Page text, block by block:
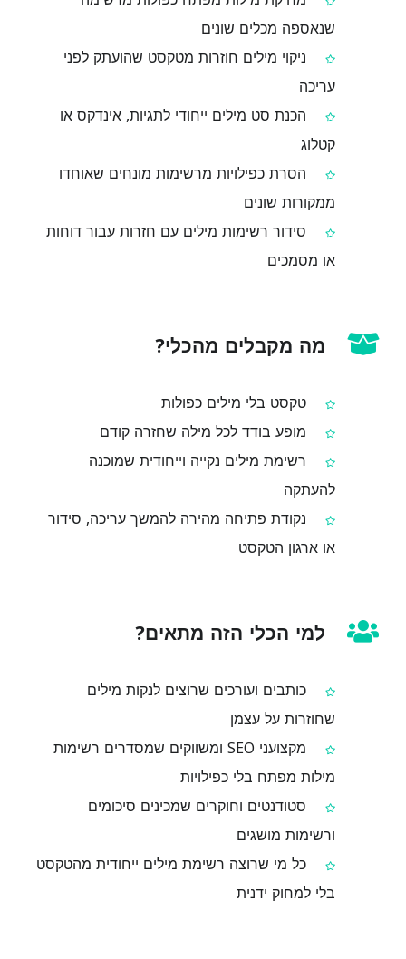
שנאספה מכלים שונים
ניקוי מילים חוזרות מטקסט שהועתק לפני
עריכה
הכנת סט מילים ייחודי לתגיות, אינדקס או
קטלוג
הסרת כפילויות מרשימות מונחים שאוחדו
ממקורות שונים
סידור רשימות מילים עם חזרות עבור דוחות
או מסמכים
מה מקבלים מהכלי?
טקסט בלי מילים כפולות
מופע בודד לכל מילה שחזרה קודם
רשימת מילים נקייה וייחודית שמוכנה
להעתקה
נקודת פתיחה מהירה להמשך עריכה, סידור
או ארגון הטקסט
למי הכלי הזה מתאים?
כותבים ועורכים שרוצים לנקות מילים
שחוזרות על עצמן
מקצועני SEO ומשווקים שמסדרים רשימות
מילות מפתח בלי כפילויות
סטודנטים וחוקרים שמכינים סיכומים
ורשימות מושגים
כל מי שרוצה רשימת מילים ייחודית מהטקסט
בלי למחוק ידנית